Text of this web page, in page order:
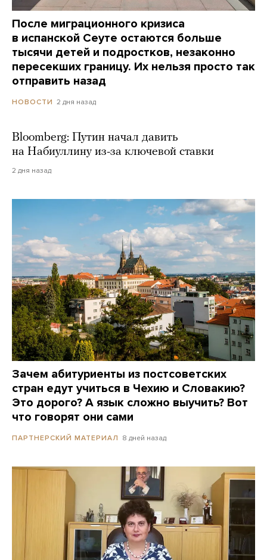
После миграционного кризиса
в испанской Сеуте остаются больше
тысячи детей и подростков, незаконно
пересекших границу. Их нельзя просто так
отправить назад
НОВОСТИ 2 дня назад
Bloomberg: Путин начал давить
на Набиуллину из-за ключевой ставки
2 дня назад
Зачем абитуриенты из постсоветских
стран едут учиться в Чехию и Словакию?
Это дорого? А язык сложно выучить? Вот
что говорят они сами
ПАРТНЕРСКИЙ МАТЕРИАЛ 8 дней назад